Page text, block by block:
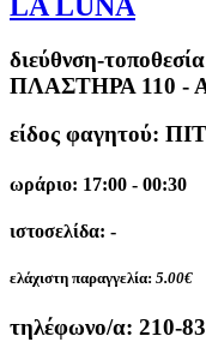
διεύθνση-
ΠΛΑΣΤΗΡΑ 110 -
είδος φαγητού:
ωράριο: 17:00 - 00:30
ιστοσελίδα: -
ελάχιστη παραγγελία: 5.00€
τηλέφωνο/α: 210-